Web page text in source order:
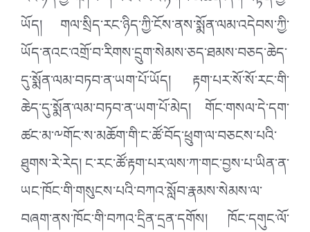
ཡོད། གལ་སྲིད་རང་ཉིད་ཀྱི་ངོས་ནས་སྨོན་ལམ་འདེབས་ཀྱི་
ཡོད་ནའང་འགྲོ་བ་རིགས་དྲུག་སེམས་ཅད་ཐམས་བཅད་ཆེད་
དུ་སྨོན་ལམ་བཏབ་ན་ཡག་པོ་ཡོད། རྟག་པར་སོ་སོ་རང་གི་
ཆེད་དུ་སྨོན་ལམ་བཏབ་ན་ཡག་པོ་མེད། གོང་གསལ་དེ་དག་
ཚང་མ་༸གོང་ས་མཆོག་གི་ང་ཚོ་བོད་ཕྲུག་ལ་བཅངས་པའི་
ཐུགས་རེ་རེད། ང་རང་ཚོ་རྟག་པར་ལས་ཀ་གང་བྱས་པ་ཡིན་ན་
ཡང་ཁོང་གི་གསུངས་པའི་བཀའ་སློབ་རྣམས་སེམས་ལ་
བཞག་ནས་ཁོང་གི་བཀའ་དྲིན་དྲན་དགོས། ཁོང་དགུང་ལོ་